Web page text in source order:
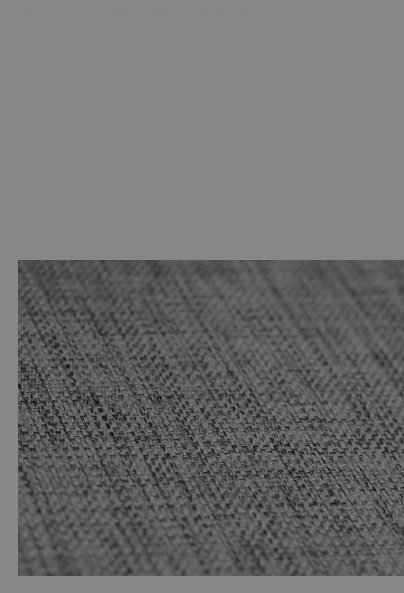
Dostępne w szerokiej gamie najpiękniejszych kolorów,
atmosfery. Niezależnie od tego, czy preferujesz delikatne